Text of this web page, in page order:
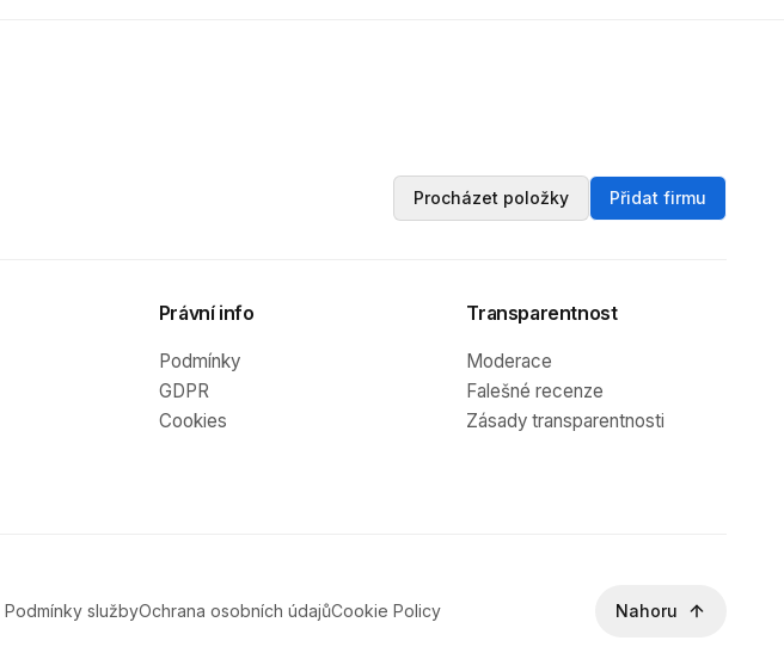
Procházet položky Přidat firmu
Právní info
Podmínky
GDPR
Cookies
Transparentnost
Moderace
Falešné recenze
Zásady transparentnosti
Podmínky službyOchrana osobních údajůCookie Policy Nahoru